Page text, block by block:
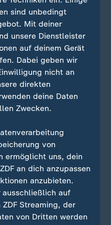
ist in der
ohnehin
die Tickets je nach
"Wir haben da
"Inwieweit sich darauf
auswirken wird,
in der
Zugverspätungen
kündigte vor einem
sind unbedingt
Mit deiner
unsere Dienstleister
auf deinem Gerät
Dabei geben wir
nicht an
direkten
deine Daten
Zwecken.
von
ermöglicht uns, dein
an dich anzupassen
anzubieten.
ausschließlich auf
Streaming, der
von Dritten werden